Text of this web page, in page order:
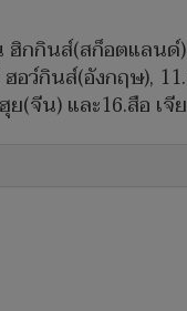
ฮิกกินส์(สก็อตแลน
อว์กินส์(อังกฤษ),
ย(จีน) และ16.สือ เ